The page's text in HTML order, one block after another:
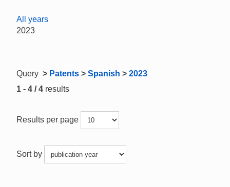
All years
2023
Query > Patents > Spanish > 2023
1 - 4 / 4 results
Results per page
Sort by